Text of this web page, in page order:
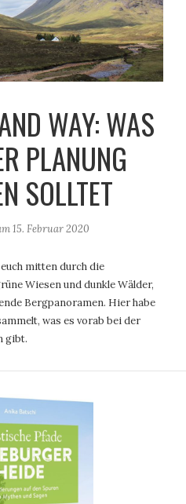
WAY: WAS
PLANUNG
SOLLTET
15. Februar 2020
mitten durch die
Wiesen und dunkle Wälder,
Bergpanoramen. Hier habe
was es vorab bei der
gibt.